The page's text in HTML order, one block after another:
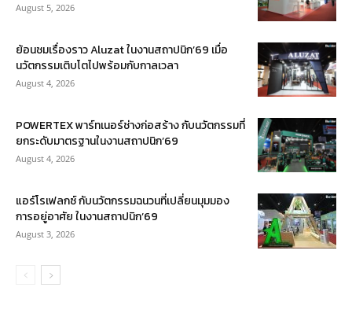
August 5, 2026
ย้อนชมเรื่องราว Aluzat ในงานสถาปนิก’69 เมื่อ
นวัตกรรมเติบโตไปพร้อมกับกาลเวลา
August 4, 2026
POWERTEX พาร์ทเนอร์ช่างก่อสร้าง กับนวัตกรรมที่
ยกระดับมาตรฐานในงานสถาปนิก’69
August 4, 2026
แอร์โรเฟลกซ์ กับนวัตกรรมฉนวนที่เปลี่ยนมุมมอง
การอยู่อาศัย ในงานสถาปนิก’69
August 3, 2026